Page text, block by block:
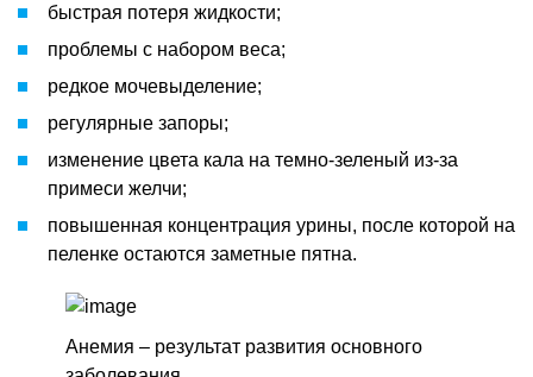
быстрая потеря жидкости;
проблемы с набором веса;
редкое мочевыделение;
регулярные запоры;
изменение цвета кала на темно-зеленый из-за
примеси желчи;
повышенная концентрация урины, после которой на
пеленке остаются заметные пятна.
Анемия – результат развития основного